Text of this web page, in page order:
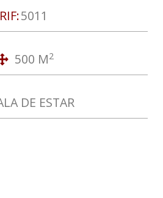
RIF:5011
500 M2
DE ESTAR